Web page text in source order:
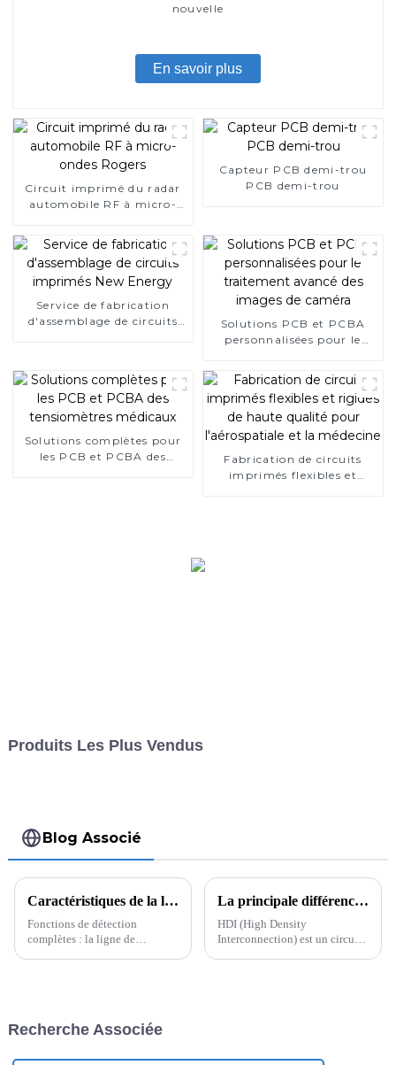
nouvelle
En savoir plus
Circuit imprimé du radar
automobile RF à micro-
Capteur PCB demi-trou
PCB demi-trou
Service de fabrication
d'assemblage de circuits
Solutions PCB et PCBA
personnalisées pour le
Solutions complètes pour
les PCB et PCBA des
Fabrication de circuits
imprimés flexibles et
Produits Les Plus Vendus
Blog Associé
Caractéristiques de la ligne de nettoyage de circuits imprimés finis : détection de pliage et de déformation des cartes
Fonctions de détection
complètes : la ligne de
garantir la planéité et la qualité
La principale différence entre HDI et PCB ordinaire - une nouvelle ère d'interconnexion haute densité
HDI (High Density
Interconnection) est un circuit
Recherche Associée